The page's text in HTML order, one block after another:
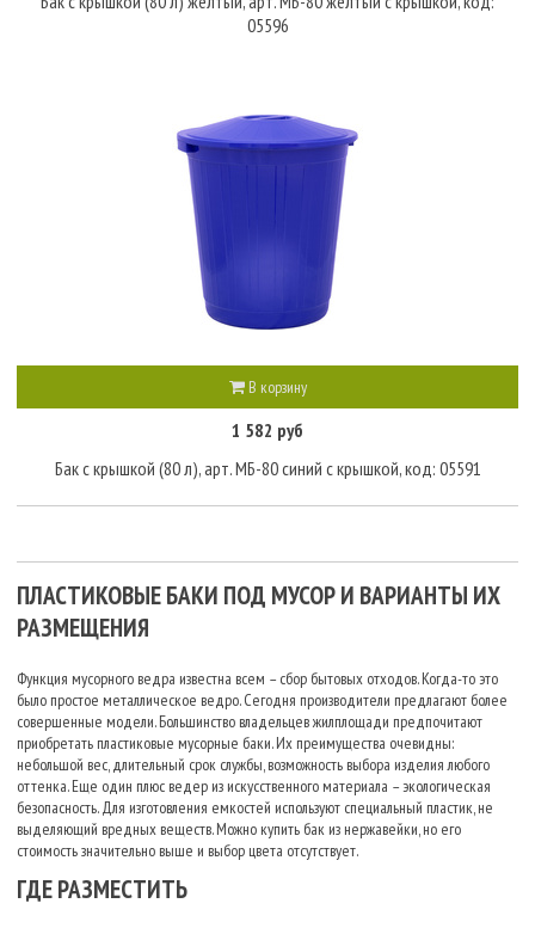
05596
В корзину
1 582 руб
Бак с крышкой (80 л), арт. МБ-80 синий с крышкой, код: 05591
ПЛАСТИКОВЫЕ БАКИ ПОД МУСОР И ВАРИАНТЫ ИХ
РАЗМЕЩЕНИЯ
Функция мусорного ведра известна всем – сбор бытовых отходов. Когда-то это
было простое металлическое ведро. Сегодня производители предлагают более
совершенные модели. Большинство владельцев жилплощади предпочитают
приобретать пластиковые мусорные баки. Их преимущества очевидны:
небольшой вес, длительный срок службы, возможность выбора изделия любого
оттенка. Еще один плюс ведер из искусственного материала – экологическая
безопасность. Для изготовления емкостей используют специальный пластик, не
выделяющий вредных веществ. Можно купить бак из нержавейки, но его
стоимость значительно выше и выбор цвета отсутствует.
ГДЕ РАЗМЕСТИТЬ